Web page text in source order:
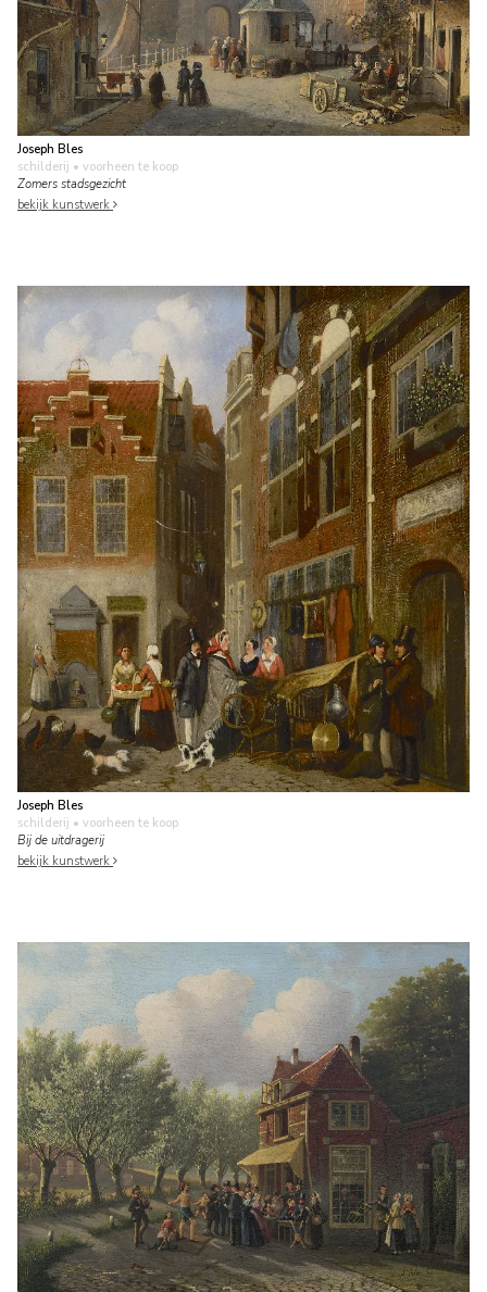
Joseph Bles
schilderij • voorheen te koop
Zomers stadsgezicht
bekijk kunstwerk
Joseph Bles
schilderij • voorheen te koop
Bij de uitdragerij
bekijk kunstwerk